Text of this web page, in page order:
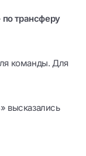
трансферу
команды. Для
высказались